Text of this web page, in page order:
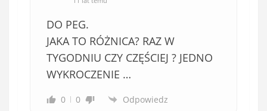
DO PEG.
JAKA TO RÓŻNICA? RAZ W
TYGODNIU CZY CZĘŚCIEJ ? JEDNO
WYKROCZENIE …
0 0 Odpowiedz